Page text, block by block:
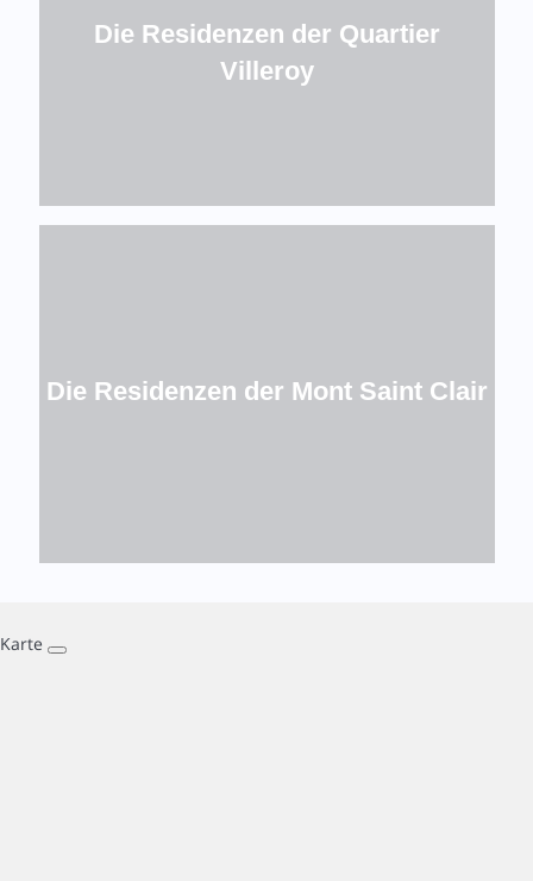
Die Residenzen der Quartier
Villeroy
Die Residenzen der Mont Saint Clair
Karte